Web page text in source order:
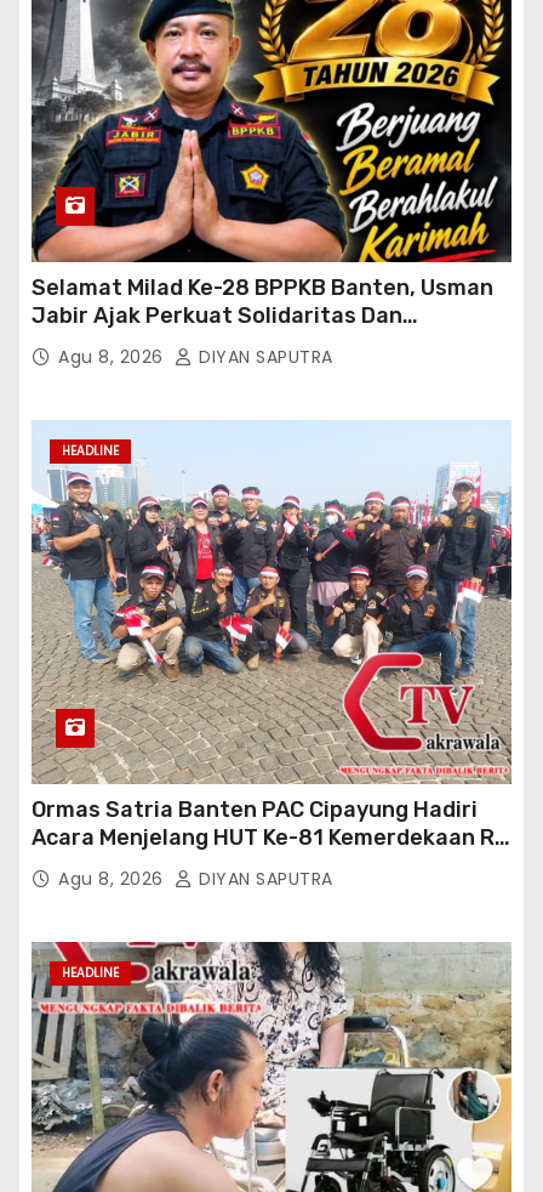
Selamat Milad Ke-28 BPPKB Banten, Usman
Jabir Ajak Perkuat Solidaritas Dan
Kebersamaan
Agu 8, 2026 DIYAN SAPUTRA
HEADLINE
Ormas Satria Banten PAC Cipayung Hadiri
Acara Menjelang HUT Ke-81 Kemerdekaan RI
Di Silang Monas
Agu 8, 2026 DIYAN SAPUTRA
HEADLINE